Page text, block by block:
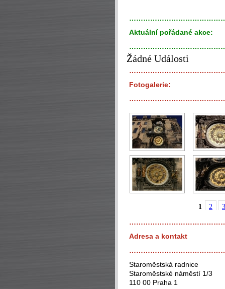
Aktuální pořádané akce:
Žádné Události
Fotogalerie:
1 2
3
Adresa a kontakt
Staroměstská radnice
Staroměstské náměstí 1/3
110 00 Praha 1